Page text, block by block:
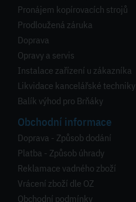
Pronájem kopírovacích strojů
Prodloužená záruka
Doprava
Opravy a servis
Instalace zařízení u zákazníka
Likvidace kancelářské techniky
Balík výhod pro Brňáky
Obchodní informace
Doprava - Způsob dodání
Platba - Způsob úhrady
Reklamace vadného zboží
Vrácení zboží dle OZ
Obchodní podmínky